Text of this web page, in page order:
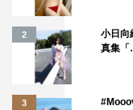
2
小日向
真集
3